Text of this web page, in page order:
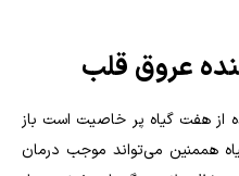
عروق قلب
از هفت گیاه پر خاصیت است باز
هممنین می‌تواند موجب درمان